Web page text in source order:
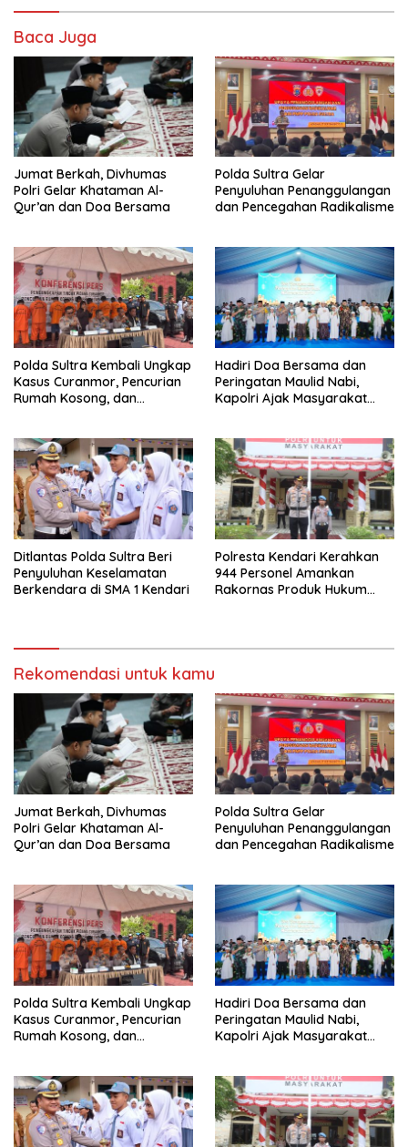
Baca Juga
Jumat Berkah, Divhumas
Polri Gelar Khataman Al-
Qur’an dan Doa Bersama
Polda Sultra Gelar
Penyuluhan Penanggulangan
dan Pencegahan Radikalisme
Polda Sultra Kembali Ungkap
Kasus Curanmor, Pencurian
Rumah Kosong, dan
Hadiri Doa Bersama dan
Peringatan Maulid Nabi,
Kapolri Ajak Masyarakat
Indonesia
Ditlantas Polda Sultra Beri
Penyuluhan Keselamatan
Berkendara di SMA 1 Kendari
Polresta Kendari Kerahkan
944 Personel Amankan
Rakornas Produk Hukum
Rekomendasi untuk kamu
Jumat Berkah, Divhumas
Polri Gelar Khataman Al-
Qur’an dan Doa Bersama
Polda Sultra Gelar
Penyuluhan Penanggulangan
dan Pencegahan Radikalisme
Polda Sultra Kembali Ungkap
Kasus Curanmor, Pencurian
Rumah Kosong, dan
Hadiri Doa Bersama dan
Peringatan Maulid Nabi,
Kapolri Ajak Masyarakat
Indonesia